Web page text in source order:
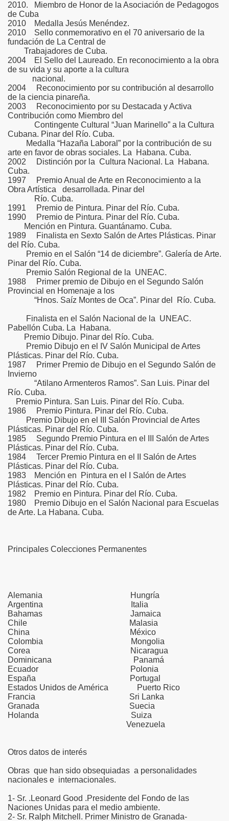
2010. Miembro de Honor de la Asociación de Pedagogos
de Cuba
2010 Medalla Jesús Menéndez.
2010 Sello conmemorativo en el 70 aniversario de la
fundación de La Central de
Trabajadores de Cuba.
2004 El Sello del Laureado. En reconocimiento a la obra
de su vida y su aporte a la cultura
nacional.
2004 Reconocimiento por su contribución al desarrollo
de la ciencia pinareña.
2003 Reconocimiento por su Destacada y Activa
Contribución como Miembro del
Contingente Cultural “Juan Marinello” a la Cultura
Cubana. Pinar del Río. Cuba.
Medalla “Hazaña Laboral” por la contribución de su
arte en favor de obras sociales. La Habana. Cuba.
2002 Distinción por la Cultura Nacional. La Habana.
Cuba.
1997 Premio Anual de Arte en Reconocimiento a la
Obra Artística desarrollada. Pinar del
Río. Cuba.
1991 Premio de Pintura. Pinar del Río. Cuba.
1990 Premio de Pintura. Pinar del Río. Cuba.
Mención en Pintura. Guantánamo. Cuba.
1989 Finalista en Sexto Salón de Artes Plásticas. Pinar
del Río. Cuba.
Premio en el Salón “14 de diciembre”. Galería de Arte.
Pinar del Río. Cuba.
Premio Salón Regional de la UNEAC.
1988 Primer premio de Dibujo en el Segundo Salón
Provincial en Homenaje a los
“Hnos. Saíz Montes de Oca”. Pinar del Río. Cuba.
Finalista en el Salón Nacional de la UNEAC.
Pabellón Cuba. La Habana.
Premio Dibujo. Pinar del Río. Cuba.
Premio Dibujo en el IV Salón Municipal de Artes
Plásticas. Pinar del Río. Cuba.
1987 Primer Premio de Dibujo en el Segundo Salón de
Invierno
“Atilano Armenteros Ramos”. San Luis. Pinar del
Río. Cuba.
Premio Pintura. San Luis. Pinar del Río. Cuba.
1986 Premio Pintura. Pinar del Río. Cuba.
Premio Dibujo en el III Salón Provincial de Artes
Plásticas. Pinar del Río. Cuba.
1985 Segundo Premio Pintura en el III Salón de Artes
Plásticas. Pinar del Río. Cuba.
1984 Tercer Premio Pintura en el II Salón de Artes
Plásticas. Pinar del Río. Cuba.
1983 Mención en Pintura en el I Salón de Artes
Plásticas. Pinar del Río. Cuba.
1982 Premio en Pintura. Pinar del Río. Cuba.
1980 Premio Dibujo en el Salón Nacional para Escuelas
de Arte. La Habana. Cuba.
Principales Colecciones Permanentes
Alemania Hungría
Argentina Italia
Bahamas Jamaica
Chile Malasia
China México
Colombia Mongolia
Corea Nicaragua
Dominicana Panamá
Ecuador Polonia
España Portugal
Estados Unidos de América Puerto Rico
Francia Sri Lanka
Granada Suecia
Holanda Suiza
Venezuela
Otros datos de interés
Obras que han sido obsequiadas a personalidades
nacionales e internacionales.
1- Sr. .Leonard Good .Presidente del Fondo de las
Naciones Unidas para el medio ambiente.
2- Sr. Ralph Mitchell. Primer Ministro de Granada-